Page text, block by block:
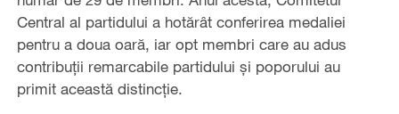
Central al partidului a hotărât conferirea medaliei
pentru a doua oară, iar opt membri care au adus
contribuții remarcabile partidului și poporului au
primit această distincție.